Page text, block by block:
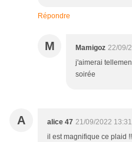
Répondre
M Mamigoz 22/09/
j'aimerai
soirée
A alice 47 21/09/2022 13:31
il est magnifique ce plaid